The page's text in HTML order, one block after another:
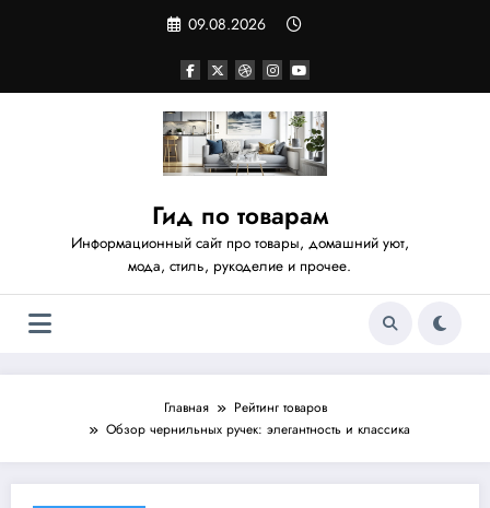
09.08.2026
Гид по товарам
Информационный сайт про товары, домашний уют,
мода, стиль, рукоделие и прочее.
Главная
Рейтинг товаров
Обзор чернильных ручек: элегантность и классика